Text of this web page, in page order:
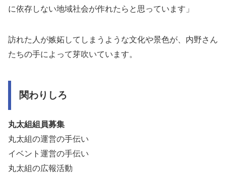
に依存しない地域社会が作れたらと思っています」
訪れた人が嫉妬してしまうような文化や景色が、内野さん
たちの手によって芽吹いています。
関わりしろ
丸太組組員募集
丸太組の運営の手伝い
イベント運営の手伝い
丸太組の広報活動